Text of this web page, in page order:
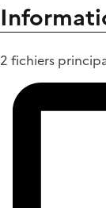
2 fichiers